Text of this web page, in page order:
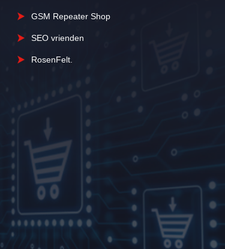
GSM Repeater Shop
SEO vrienden
RosenFelt.